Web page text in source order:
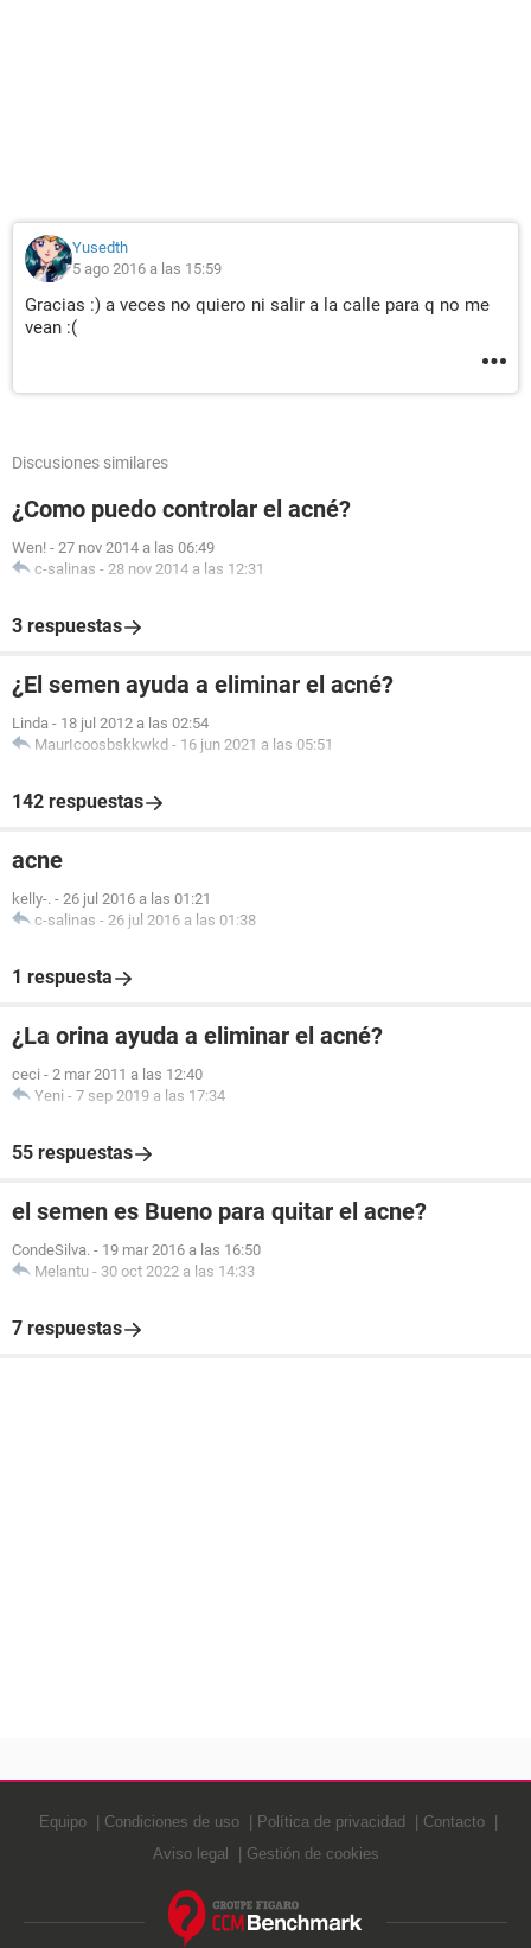
Yusedth
5 ago 2016 a las 15:59
Gracias :) a veces no quiero ni salir a la calle para q no me
vean :(
Discusiones similares
¿Como puedo controlar el acné?
Wen! - 27 nov 2014 a las 06:49
c-salinas - 28 nov 2014 a las 12:31
3 respuestas
¿El semen ayuda a eliminar el acné?
Linda - 18 jul 2012 a las 02:54
MaurIcoosbskkwkd - 16 jun 2021 a las 05:51
142 respuestas
acne
kelly-. - 26 jul 2016 a las 01:21
c-salinas - 26 jul 2016 a las 01:38
1 respuesta
¿La orina ayuda a eliminar el acné?
ceci - 2 mar 2011 a las 12:40
Yeni - 7 sep 2019 a las 17:34
55 respuestas
el semen es Bueno para quitar el acne?
CondeSilva. - 19 mar 2016 a las 16:50
Melantu - 30 oct 2022 a las 14:33
7 respuestas
Equipo Condiciones de uso Política de privacidad
Contacto
Aviso legal
Gestión de cookies